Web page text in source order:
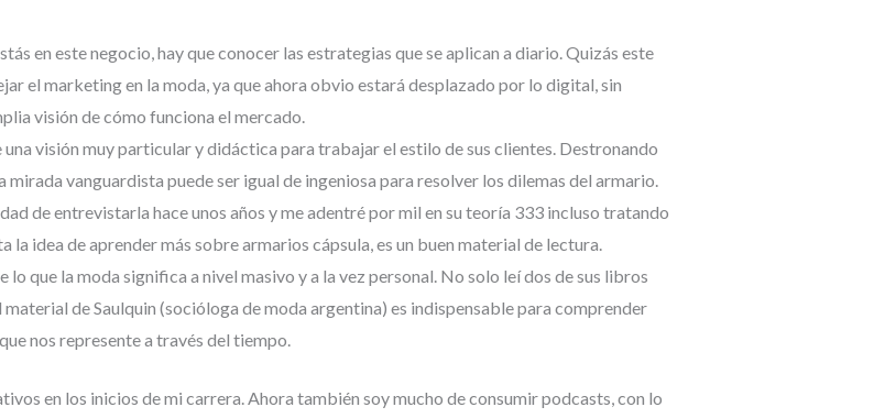
en este negocio, hay que conocer las estrategias que se aplican a diario. Quizás este
el marketing en la moda, ya que ahora obvio estará desplazado por lo digital, sin
visión de cómo funciona el mercado.
visión muy particular y didáctica para trabajar el estilo de sus clientes. Destronando
vanguardista puede ser igual de ingeniosa para resolver los dilemas del armario.
de entrevistarla hace unos años y me adentré por mil en su teoría 333 incluso tratando
idea de aprender más sobre armarios cápsula, es un buen material de lectura.
que la moda significa a nivel masivo y a la vez personal. No solo leí dos de sus libros
de Saulquin (socióloga de moda argentina) es indispensable para comprender
nos represente a través del tiempo.
en los inicios de mi carrera. Ahora también soy mucho de consumir podcasts, con lo